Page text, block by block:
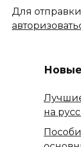
Для
на